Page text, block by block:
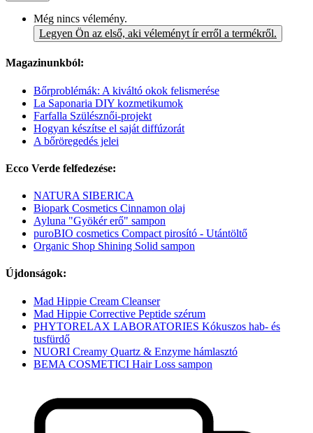
Még nincs vélemény.
Legyen Ön az első, aki véleményt ír erről a termékről.
Magazinunkból:
Bőrproblémák: A kiváltó okok felismerése
La Saponaria DIY kozmetikumok
Farfalla Szülésznői-projekt
Hogyan készítse el saját diffúzorát
A bőröregedés jelei
Ecco Verde felfedezése:
NATURA SIBERICA
Biopark Cosmetics Cinnamon olaj
Ayluna "Gyökér erő" sampon
puroBIO cosmetics Compact pirosító - Utántöltő
Organic Shop Shining Solid sampon
Újdonságok:
Mad Hippie Cream Cleanser
Mad Hippie Corrective Peptide szérum
PHYTORELAX LABORATORIES Kókuszos hab- és
tusfürdő
NUORI Creamy Quartz & Enzyme hámlasztó
BEMA COSMETICI Hair Loss sampon